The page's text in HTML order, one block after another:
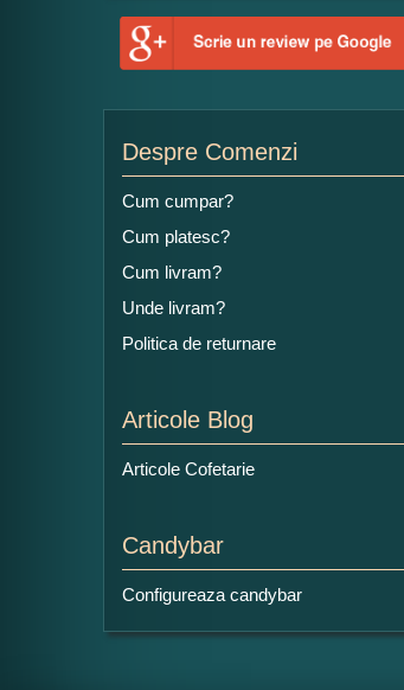
Despre Comenzi
Cum cumpar?
Cum platesc?
Cum livram?
Unde livram?
Politica de returnare
Articole Blog
Articole Cofetarie
Candybar
Configureaza candybar